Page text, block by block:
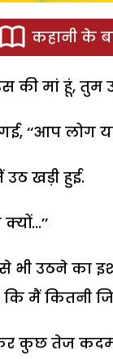
कहानी के
की मां हूं, तुम
‘‘आप लोग
उठ खड़ी हुई.
भी उठने का
कि मैं कितनी
कुछ तेज